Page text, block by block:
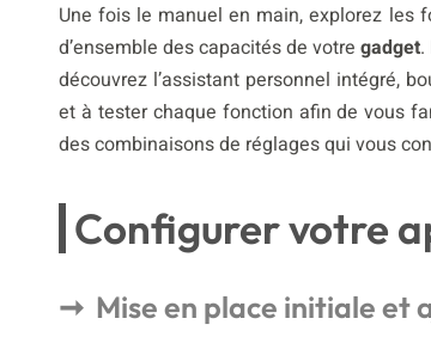
Une fois le manuel en main, explorez les
d’ensemble des capacités de votregadget
découvrez l’assistant personnel intégré,
et à tester chaque fonction afin de vous
des combinaisons de réglages qui vous
Configurer votre
Mise en place initiale et